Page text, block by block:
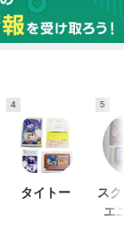
4
タイトー
5
ス
エ